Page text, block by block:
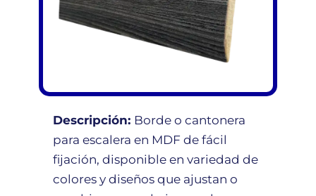
Descripción: Borde o cantonera
para escalera en MDF de fácil
fijación, disponible en variedad de
colores y diseños que ajustan o